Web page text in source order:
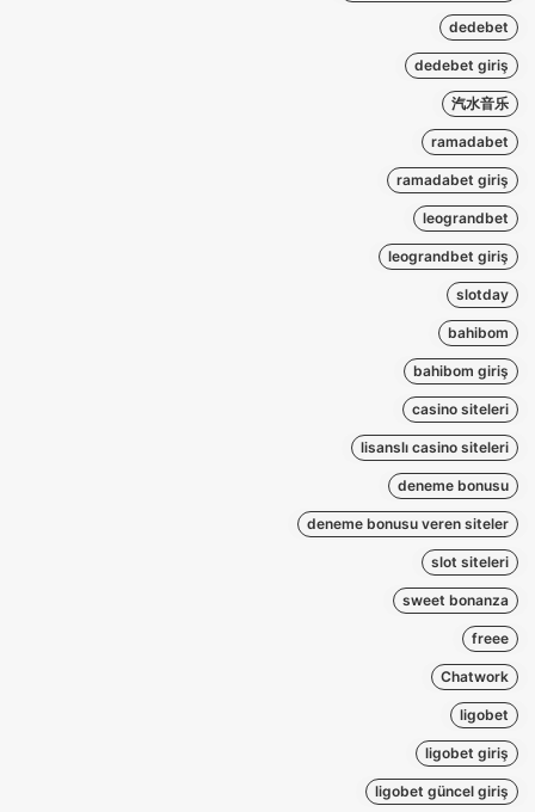
dedebet
dedebet giriş
汽水音乐
ramadabet
ramadabet giriş
leograndbet
leograndbet giriş
slotday
bahibom
bahibom giriş
casino siteleri
lisanslı casino siteleri
deneme bonusu
deneme bonusu veren siteler
slot siteleri
sweet bonanza
freee
Chatwork
ligobet
ligobet giriş
ligobet güncel giriş